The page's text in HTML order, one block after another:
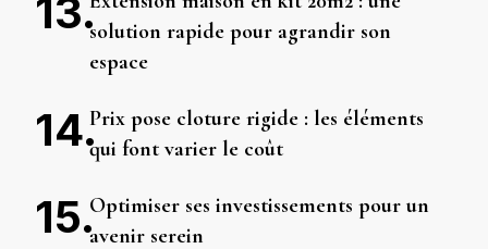
solution rapide pour agrandir son
espace
Prix pose cloture rigide : les éléments
qui font varier le coût
Optimiser ses investissements pour un
avenir serein